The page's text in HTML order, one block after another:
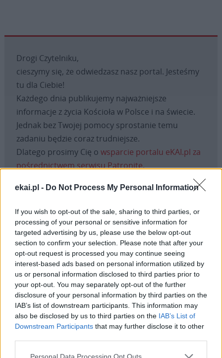
ekai.pl - Do Not Process My Personal Information
If you wish to opt-out of the sale, sharing to third parties, or
processing of your personal or sensitive information for
targeted advertising by us, please use the below opt-out
section to confirm your selection. Please note that after your
opt-out request is processed you may continue seeing
interest-based ads based on personal information utilized by
us or personal information disclosed to third parties prior to
your opt-out. You may separately opt-out of the further
disclosure of your personal information by third parties on the
IAB’s list of downstream participants. This information may
also be disclosed by us to third parties on the IAB’s List of
Downstream Participants that may further disclose it to other
Personal Data Processing Opt Outs
Drogi Czytelniku,
cieszymy się, że odwiedzasz nasz portal. Jesteśmy
tu dla Ciebie!
Każdego dnia publikujemy najważniejsze
informacje z życia Kościoła w Polsce i na świecie.
Jednak bez Twojej pomocy sprostanie temu
zadaniu będzie coraz trudniejsze.
Dlatego prosimy Cię o wsparcie portalu eKAI.pl za
pośrednictwem serwisu Patronite.
misję. Więcej informacji znajdziesztutaj.
Facebook
TwitterMessengerWhatsApp
EmailCopy
Link
Print
Wersja do druku
Tagi: BIAŁYSTOK EWANGELICY MARSZ RÓWNOŚCI